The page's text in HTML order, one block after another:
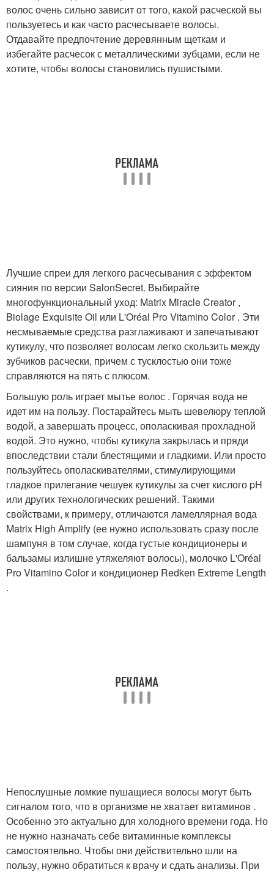
волос очень сильно зависит от того, какой расческой вы
пользуетесь и как часто расчесываете волосы.
Отдавайте предпочтение деревянным щеткам и
избегайте расчесок с металлическими зубцами, если не
хотите, чтобы волосы становились пушистыми.
Лучшие спреи для легкого расчесывания с эффектом
сияния по версии SalonSecret. Выбирайте
многофункциональный уход: Matrix Miracle Creator ,
Biolage Exquisite Oil или L'Oréal Pro Vitamino Color . Эти
несмываемые средства разглаживают и запечатывают
кутикулу, что позволяет волосам легко скользить между
зубчиков расчески, причем с тусклостью они тоже
справляются на пять с плюсом.
Большую роль играет мытье волос . Горячая вода не
идет им на пользу. Постарайтесь мыть шевелюру теплой
водой, а завершать процесс, ополаскивая прохладной
водой. Это нужно, чтобы кутикула закрылась и пряди
впоследствии стали блестящими и гладкими. Или просто
пользуйтесь ополаскивателями, стимулирующими
гладкое прилегание чешуек кутикулы за счет кислого pH
или других технологических решений. Такими
свойствами, к примеру, отличаются ламеллярная вода
Matrix High Amplify (ее нужно использовать сразу после
шампуня в том случае, когда густые кондиционеры и
бальзамы излишне утяжеляют волосы), молочко L'Oréal
Pro Vitamino Color и кондиционер Redken Extreme Length
.
Непослушные ломкие пушащиеся волосы могут быть
сигналом того, что в организме не хватает витаминов .
Особенно это актуально для холодного времени года. Но
не нужно назначать себе витаминные комплексы
самостоятельно. Чтобы они действительно шли на
пользу, нужно обратиться к врачу и сдать анализы. При